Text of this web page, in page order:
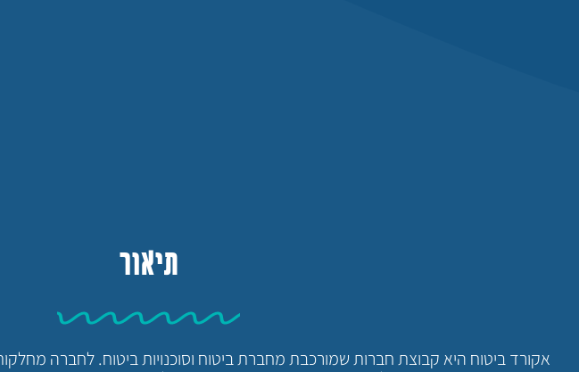
תיאור
אקורד ביטוח היא קבוצת חברות שמורכבת מחברת ביטוח וסוכנויות ביטוח. לחברה